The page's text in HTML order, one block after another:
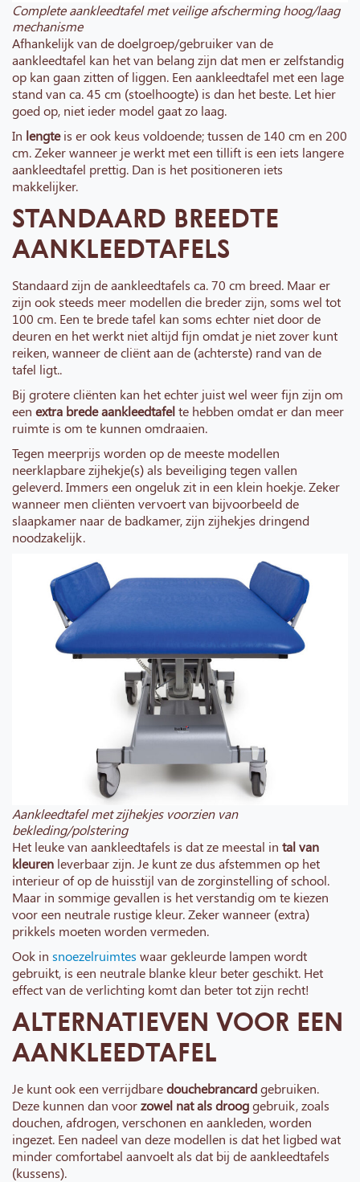
Complete aankleedtafel met veilige afscherming hoog/laag
mechanisme
Afhankelijk van de doelgroep/gebruiker van de
aankleedtafel kan het van belang zijn dat men er zelfstandig
op kan gaan zitten of liggen. Een aankleedtafel met een lage
stand van ca. 45 cm (stoelhoogte) is dan het beste. Let hier
goed op, niet ieder model gaat zo laag.
In lengteis er ook keus voldoende; tussen de 140 cm en 200
cm. Zeker wanneer je werkt met een tillift is een iets langere
aankleedtafel prettig. Dan is het positioneren iets
makkelijker.
STANDAARD BREEDTE
AANKLEEDTAFELS
Standaard zijn de aankleedtafels ca. 70 cm breed. Maar er
zijn ook steeds meer modellen die breder zijn, soms wel tot
100 cm. Een te brede tafel kan soms echter niet door de
deuren en het werkt niet altijd fijn omdat je niet zover kunt
reiken, wanneer de cliënt aan de (achterste) rand van de
tafel ligt..
Bij grotere cliënten kan het echter juist wel weer fijn zijn om
een extra brede aankleedtafelte hebben omdat er dan meer
ruimte is om te kunnen omdraaien.
Tegen meerprijs worden op de meeste modellen
neerklapbare zijhekje(s) als beveiliging tegen vallen
geleverd. Immers een ongeluk zit in een klein hoekje. Zeker
wanneer men cliënten vervoert van bijvoorbeeld de
slaapkamer naar de badkamer, zijn zijhekjes dringend
noodzakelijk.
Aankleedtafel met zijhekjes voorzien van
bekleding/polstering
Het leuke van aankleedtafels is dat ze meestal in tal van
kleuren leverbaar zijn. Je kunt ze dus afstemmen op het
interieur of op de huisstijl van de zorginstelling of school.
Maar in sommige gevallen is het verstandig om te kiezen
voor een neutrale rustige kleur. Zeker wanneer (extra)
prikkels moeten worden vermeden.
Ook in snoezelruimtes waar gekleurde lampen wordt
gebruikt, is een neutrale blanke kleur beter geschikt. Het
effect van de verlichting komt dan beter tot zijn recht!
ALTERNATIEVEN VOOR EEN
AANKLEEDTAFEL
Je kunt ook een verrijdbaredouchebrancardgebruiken.
Deze kunnen dan voorzowel nat als drooggebruik, zoals
douchen, afdrogen, verschonen en aankleden, worden
ingezet. Een nadeel van deze modellen is dat het ligbed wat
minder comfortabel aanvoelt als dat bij de aankleedtafels
(kussens).